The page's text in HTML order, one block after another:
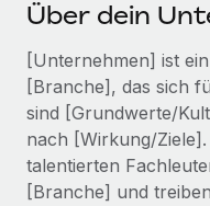
DIENSTLEISTUNGEN
Frag unsere
Hilfe von
Background-
Einfacheres
Entdecke die
Remote Build
Beratung zu
FALLSTUDIEN
Newsroom
Informationen zu
Insights Center
Hol dir Unterstützung
Alle Ressourcen
Über dein
[Unternehmen] ist
[Branche], das sich
sind [Grundwerte/
nach [Wirkung/
talentierten
[Branche] und